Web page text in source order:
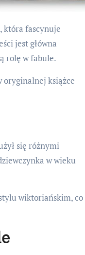
jest główna
rolę w fabule.
książce
się różnymi
w wieku
wiktoriańskim, co